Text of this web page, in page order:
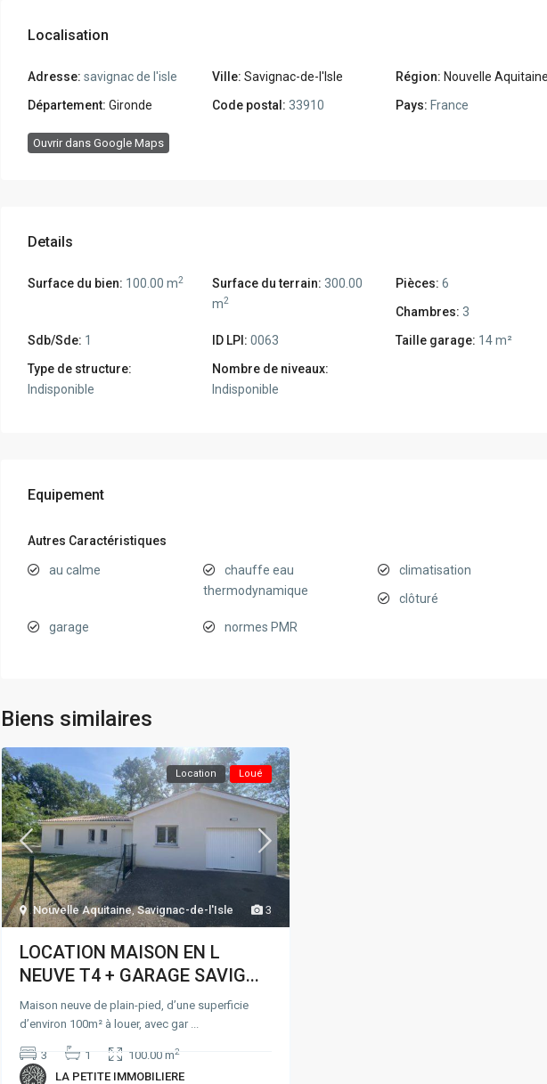
Localisation
Adresse: savignac de l'isle Ville: Savignac-de-l'Isle Région: Nouvelle Aquitaine
Département: Gironde Code postal: 33910 Pays: France
Ouvrir dans Google Maps
Details
Surface du bien: 100.00 m2 Surface du terrain: 300.00
m2
Pièces: 6
Chambres: 3
Sdb/Sde: 1 ID LPI: 0063 Taille garage: 14 m²
Type de structure:
Indisponible
Nombre de niveaux:
Indisponible
Equipement
Autres Caractéristiques
au calme
chauffe eau
thermodynamique
climatisation
clôturé
garage
normes PMR
Biens similaires
3
Nouvelle Aquitaine,Savignac-de-l'Isle
Location Loué
LOCATION MAISON EN L
NEUVE T4 + GARAGE SAVIG...
Maison neuve de plain-pied, d’une superficie
d’environ 100m² à louer, avec gar
3 1 100.00 m2
LA PETITE IMMOBILIERE